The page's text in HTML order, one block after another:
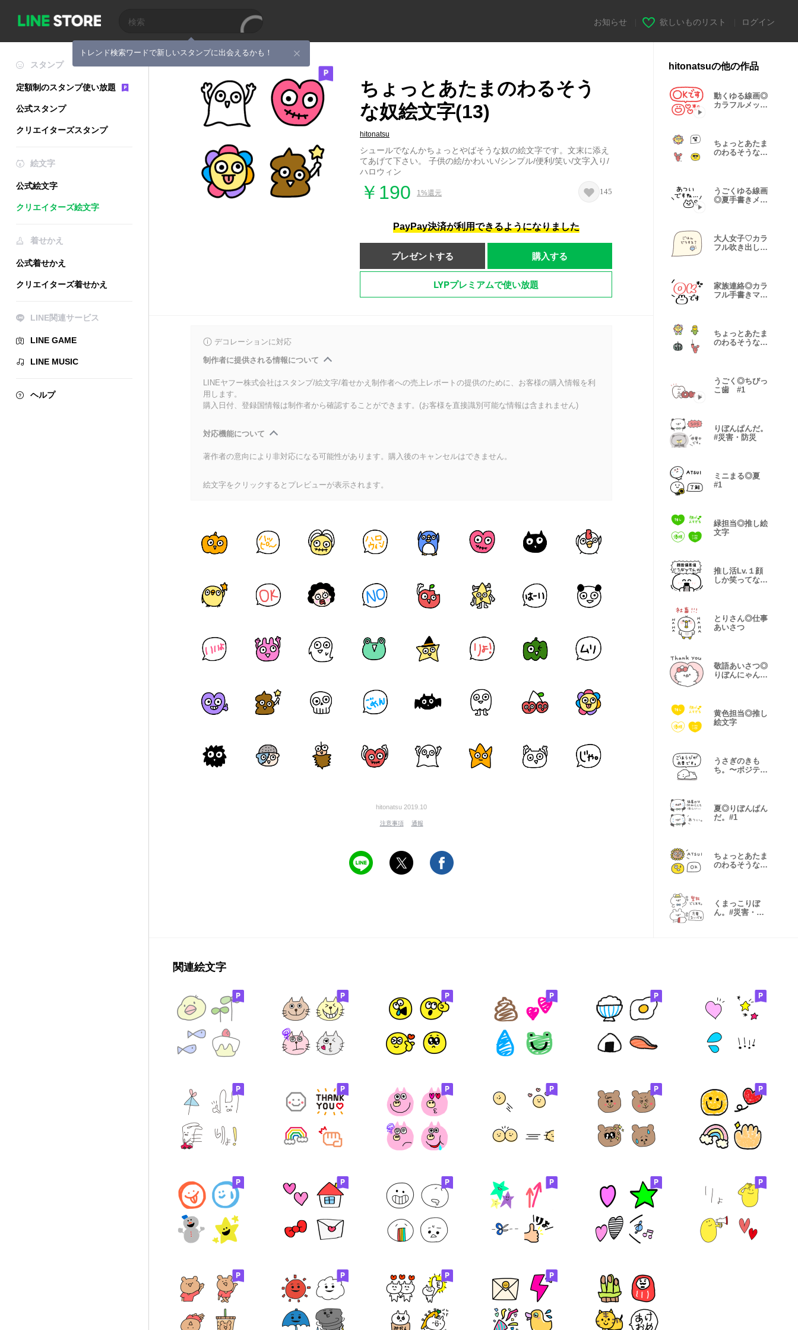
トレンド検索ワードで新しいスタンプに出会えるかも！
お知らせ 欲しいものリスト ログイン
スタンプ
定額制のスタンプ使い放題
公式スタンプ
クリエイターズスタンプ
絵文字
公式絵文字
クリエイターズ絵文字
着せかえ
公式着せかえ
クリエイターズ着せかえ
LINE関連サービス
LINE GAME
LINE MUSIC
ヘルプ
ちょっとあたまのわるそう
な奴絵文字(13)
hitonatsu
シュールでなんかちょっとやばそうな奴の絵文字です。文末に添え
てあげて下さい。 子供の絵/かわいい/シンプル/便利/笑い/文字入り/
ハロウィン
￥190 1%還元 145
PayPay決済が利用できるようになりました
プレゼントする 購入する
LYPプレミアムで使い放題
デコレーションに対応
制作者に提供される情報について
LINEヤフー株式会社はスタンプ/絵文字/着せかえ制作者への売上レポートの提供のために、お客様の購入情報を利
用します。
購入日付、登録国情報は制作者から確認することができます。(お客様を直接識別可能な情報は含まれません)
対応機能について
著作者の意向により非対応になる可能性があります。購入後のキャンセルはできません。
絵文字をクリックするとプレビューが表示されます。
hitonatsu 2019.10
注意事項 通報
hitonatsuの他の作品
動くゆる線画◎
カラフルメッセ
ちょっとあたま
のわるそうな仲
うごくゆる線画
◎夏手書きメッ
大人女子♡カラ
フル吹き出し
家族連絡◎カラ
フル手書きマー
ちょっとあたま
のわるそうな仲
うごく◎ちびっ
こ歯 #1
りぼんぱんだ。
#災害・防災
ミニまる◎夏
#1
緑担当◎推し絵
文字
推し活Lv.１顔
しか笑ってない
とりさん◎仕事
あいさつ
敬語あいさつ◎
りぼんにゃん
黄色担当◎推し
絵文字
うさぎのきも
ち。〜ポジティ
夏◎りぼんぱん
だ。#1
ちょっとあたま
のわるそうな仲
くまっこりぼ
ん。#災害・防
関連絵文字